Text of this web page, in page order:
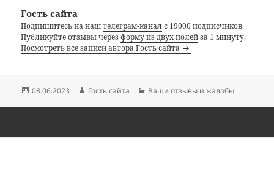
Гость сайта
Подпишитесь на наштелеграм-каналс 19000 подписчиков.
Публикуйте отзывы черезформу из двух полейза 1 минуту.
Посмотреть все записи автора Гость сайта
Опубликовано
08.06.2023 Автор
Гость сайта Рубрики
Ваши отзывы и жалобы